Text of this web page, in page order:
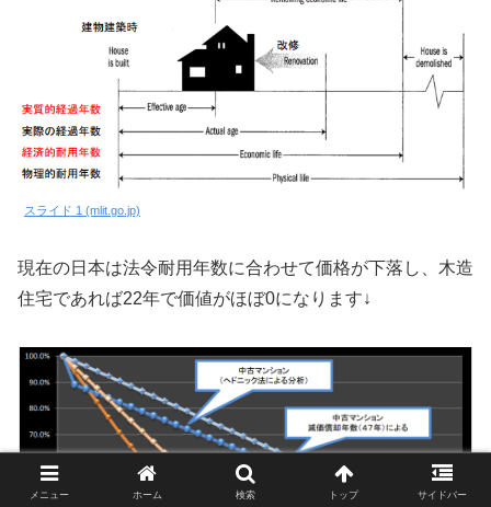
スライド 1 (mlit.go.jp)
現在の日本は法令耐用年数に合わせて価格が下落し、木造
住宅であれば22年で価値がほぼ0になります↓
メニュー ホーム 検索 トップ サイドバー